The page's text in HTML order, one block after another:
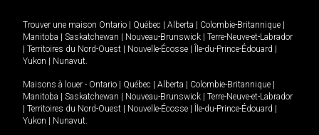
Trouver une maison Ontario Québec Alberta Colombie-Britannique
Manitoba
Saskatchewan Nouveau-Brunswick
Terre-Neuve-et-Labrador
Territoires du Nord-Ouest Nouvelle-Écosse Île-du-Prince-Édouard
Yukon
Nunavut.
Maisons à louer - Ontario Québec Alberta Colombie-Britannique
Manitoba
Saskatchewan Nouveau-Brunswick
Terre-Neuve-et-Labrador
Territoires du Nord-Ouest Nouvelle-Écosse Île-du-Prince-Édouard
Yukon
Nunavut.